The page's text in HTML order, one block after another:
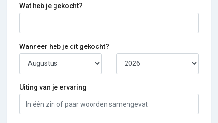
Wat heb je gekocht?
Wanneer heb je dit gekocht?
Uiting van je ervaring